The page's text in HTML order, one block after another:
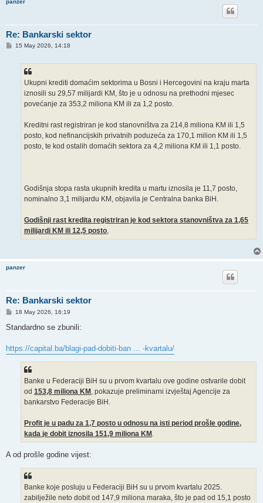
panzer
Re: Bankarski sektor
P15 May 2026, 14:18
Ukupni krediti domaćim sektorima u Bosni i Hercegovini na kraju marta
iznosili su 29,57 milijardi KM, što je u odnosu na prethodni mjesec
povećanje za 353,2 miliona KM ili za 1,2 posto.
Kreditni rast registriran je kod stanovništva za 214,8 miliona KM ili 1,5
posto, kod nefinancijskih privatnih poduzeća za 170,1 milion KM ili 1,5
posto, te kod ostalih domaćih sektora za 4,2 miliona KM ili 1,1 posto.
Godišnja stopa rasta ukupnih kredita u martu iznosila je 11,7 posto,
nominalno 3,1 milijardu KM, objavila je Centralna banka BiH.
Godišnji rast kredita registriran je kod sektora stanovništva za 1,65
milijardi KM ili 12,5 posto,
panzer
Re: Bankarski sektor
P
s
18 May 2026, 16:19
Standardno se zbunili:
https://capital.ba/blagi-pad-dobiti-ban ... -kvartalu/
Banke u Federaciji BiH su u prvom kvartalu ove godine ostvarile dobit
od 153,8 miliona KM , pokazuje preliminarni izvještaj Agencije za
bankarstvo Federacije BiH.
Profit je u padu za 1,7 posto u odnosu na isti period prošle godine,
kada je dobit iznosila 151,9 miliona KM .
A od prošle godine vijest:
Banke koje posluju u Federaciji BiH su u prvom kvartalu 2025.
zabilježile neto dobit od 147,9 miliona maraka, što je pad od 15,1 posto